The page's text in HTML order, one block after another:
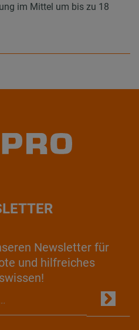
im Mittel um bis zu 18
Newsletter für
und hilfreiches